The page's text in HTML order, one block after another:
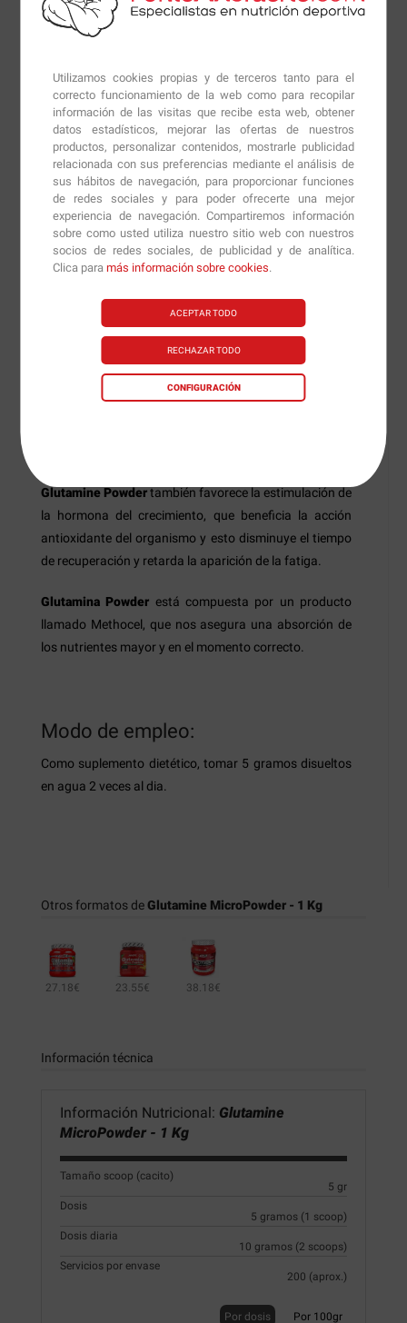
Utilizamos cookies propias y de terceros tanto para el
correcto funcionamiento de la web como para recopilar
información de las visitas que recibe esta web, obtener
datos estadísticos, mejorar las ofertas de nuestros
productos, personalizar contenidos, mostrarle publicidad
relacionada con sus preferencias mediante el análisis de
sus hábitos de navegación, para proporcionar funciones
de redes sociales y para poder ofrecerte una mejor
experiencia de navegación. Compartiremos información
sobre como usted utiliza nuestro sitio web con nuestros
socios de redes sociales, de publicidad y de analítica.
Clica paramás información sobre cookies.
ACEPTAR TODO
RECHAZAR TODO
CONFIGURACIÓN
que permite una mayor hidratación celular.
abundantes en el cuerpo y está considerada como un
aminoácido no esencial porqué es sintetizado a partir
de otros aminoácidos dentro del cuerpo. Es el
aminoácido con una mayor capacidad de generar
glucosa y glucógeno, importantes para mejorar la
recuperación de nuestro cuerpo tras haber realizado
una actividad física intensa.
A causa de la expansión celular por la buena
hidratación que mantienen las células musculares
reduce el catabolismo y mejora la capacidad de fuerza,
ya que aumenta la superfície de contacto entre las
fibras, que al realizar la contracción mejoran la
transmisión de las fuerzas entre ellas.
Como se trata de una glutamina micronizada tiene una
Glutamine Powdertambién favorece la estimulación de
la hormona del crecimiento, que beneficia la acción
antioxidante del organismo y esto disminuye el tiempo
de recuperación y retarda la aparición de la fatiga.
Glutamina Powder está compuesta por un producto
llamado Methocel, que nos asegura una absorción de
los nutrientes mayor y en el momento correcto.
Modo de empleo:
Como suplemento dietético, tomar 5 gramos disueltos
en agua 2 veces al dia.
Otros formatos deGlutamine MicroPowder - 1 Kg
27.18€ 23.55€ 38.18€
Información técnica
Información Nutricional: Glutamine
MicroPowder - 1 Kg
Tamaño scoop (cacito)
5 gr
Dosis
5 gramos (1 scoop)
Dosis diaria
10 gramos (2 scoops)
Servicios por envase
200 (aprox.)
Por dosis Por 100gr